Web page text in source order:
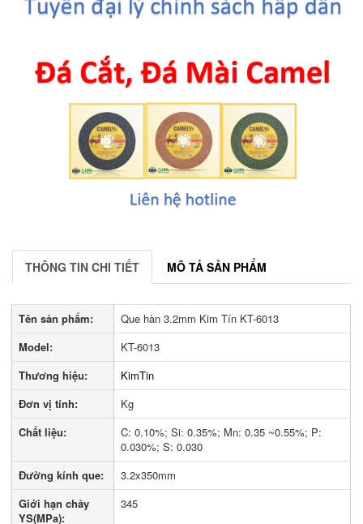
THÔNG TIN CHI TIẾT MÔ TẢ SẢN PHẨM
Tên sản phẩm:
Que hàn 3.2mm Kim Tín KT-6013
Model:
KT-6013
Thương hiệu:
KimTin
Đơn vị tính:
Kg
Chất liệu:
C: 0.10%; Si: 0.35%; Mn: 0.35 ~0.55%; P:
0.030%; S: 0.030
Đường kính que:
3.2x350mm
Giới hạn chảy
YS(MPa):
345